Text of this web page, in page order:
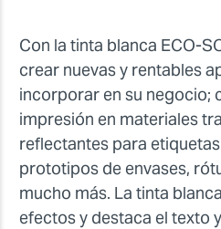
Con la tinta blanca ECO-
crear nuevas y rentables
incorporar en su negocio;
impresión en materiales
reflectantes para
prototipos de envases,
mucho más. La tinta
efectos y destaca el texto